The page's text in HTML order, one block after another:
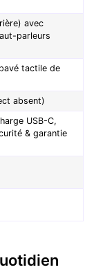
avec
parleurs
tactile de
absent)
USB-C,
& garantie